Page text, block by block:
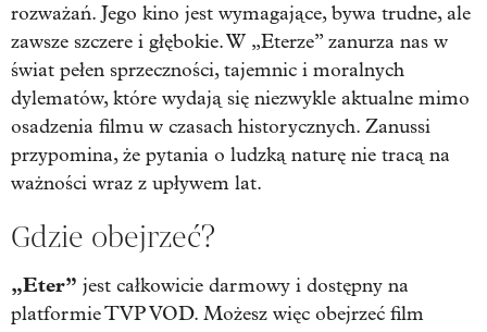
rozważań. Jego kino jest wymagające, bywa trudne, ale
zawsze szczere i głębokie. W „Eterze” zanurza nas w
świat pełen sprzeczności, tajemnic i moralnych
dylematów, które wydają się niezwykle aktualne mimo
osadzenia filmu w czasach historycznych. Zanussi
przypomina, że pytania o ludzką naturę nie tracą na
ważności wraz z upływem lat.
Gdzie obejrzeć?
„Eter” jest całkowicie darmowy i dostępny na
platformie TVP VOD. Możesz więc obejrzeć film